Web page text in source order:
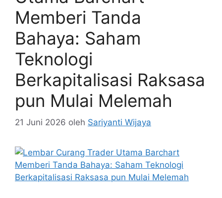
Memberi Tanda
Bahaya: Saham
Teknologi
Berkapitalisasi Raksasa
pun Mulai Melemah
21 Juni 2026 oleh Sariyanti Wijaya